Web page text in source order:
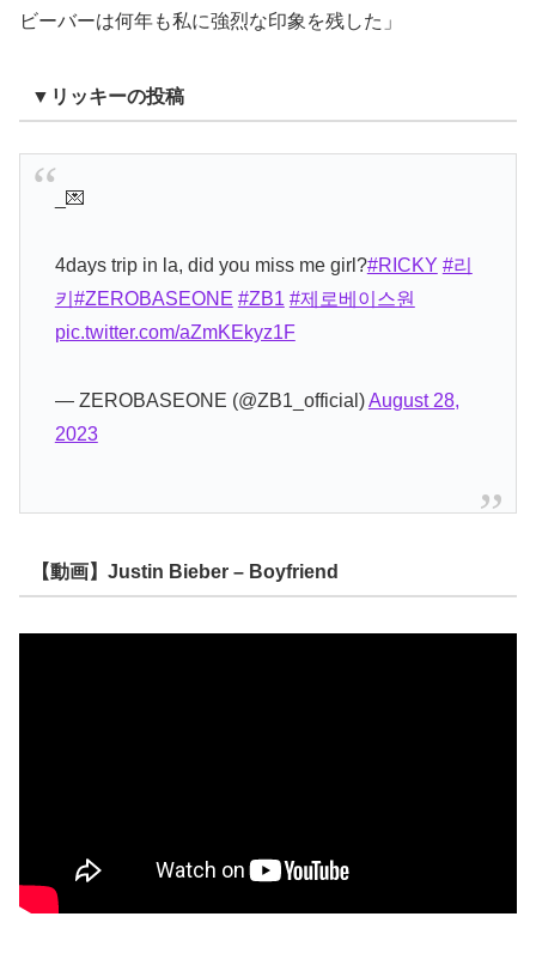
ビーバーは何年も私に強烈な印象を残した」
▼リッキーの投稿
_💌
4days trip in la, did you miss me girl?#RICKY #리
키 #ZEROBASEONE #ZB1 #제로베이스원
pic.twitter.com/aZmKEkyz1F
— ZEROBASEONE (@ZB1_official)August 28,
2023
【動画】Justin Bieber – Boyfriend